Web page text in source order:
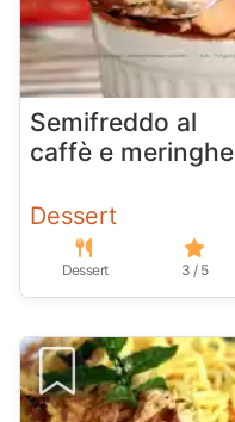
Semifreddo al
caffè e meringhe
Dessert
Dessert 3 / 5